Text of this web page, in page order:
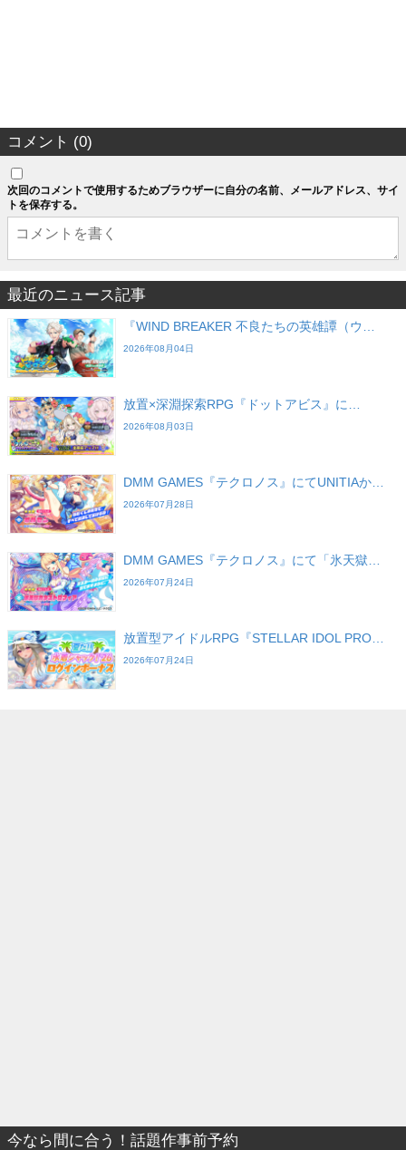
コメント (0)
次回のコメントで使用するためブラウザーに自分の名前、メールアドレス、サイ
トを保存する。
最近のニュース記事
『WIND BREAKER 不良たちの英雄譚（ウ…
2026年08月04日
放置×深淵探索RPG『ドットアビス』に…
2026年08月03日
DMM GAMES『テクロノス』にてUNITIAか…
2026年07月28日
DMM GAMES『テクロノス』にて「氷天獄…
2026年07月24日
放置型アイドルRPG『STELLAR IDOL PRO…
2026年07月24日
今なら間に合う！話題作事前予約